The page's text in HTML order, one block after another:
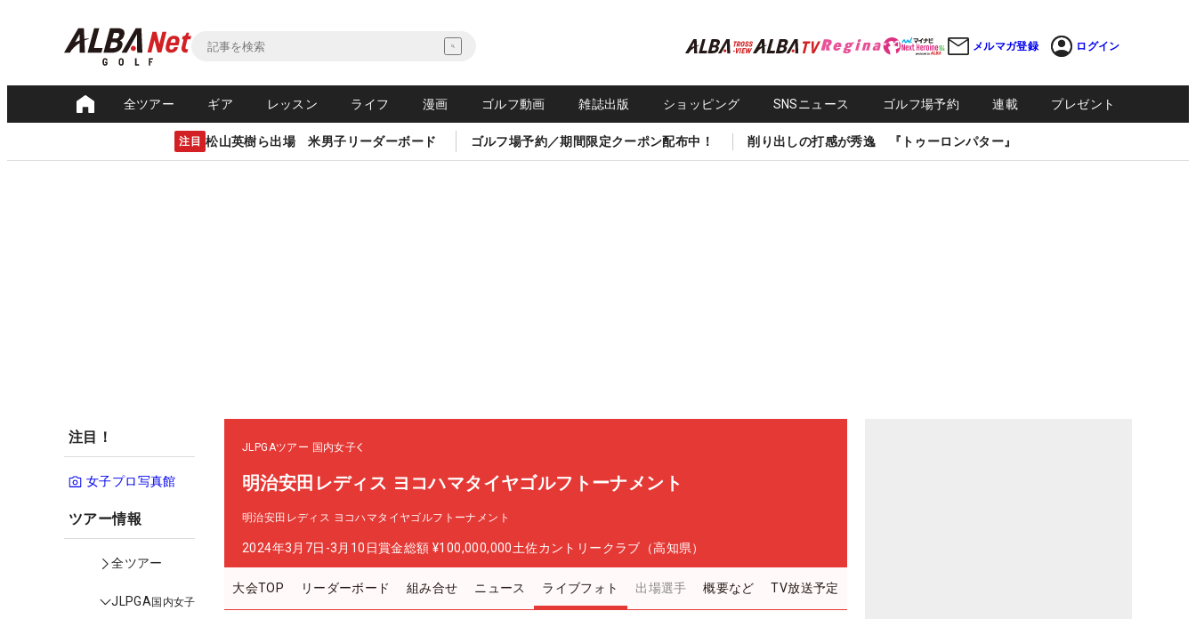
メルマガ登録 ログイン
全ツアー ギア レッスン ライフ 漫画 ゴルフ動画 雑誌出版 ショッピング SNSニュース ゴルフ場予約 連載 プレゼント
注目 松山英樹ら出場 米男子リーダーボード ゴルフ場予約／期間限定クーポン配布中！ 削り出しの打感が秀逸 『トゥーロンパター』
注目！
女子プロ写真館
ツアー情報
全ツアー
JLPGA国内女子
JLPGAツアー 国内女子
明治安田レディス ヨコハマタイヤゴルフトーナメント
明治安田レディス ヨコハマタイヤゴルフトーナメント
2024年3月7日-3月10日賞金総額 ¥100,000,000土佐カントリークラブ（高知県）
大会TOP リーダーボード 組み合せ ニュース ライブフォト 出場選手 概要など TV放送予定